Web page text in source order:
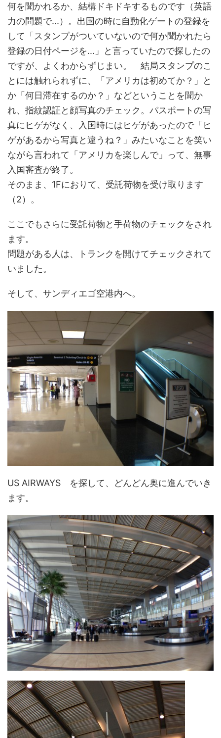
何を聞かれるか、結構ドキドキするものです（英語
力の問題で...）。出国の時に自動化ゲートの登録を
して「スタンプがついていないので何か聞かれたら
登録の日付ページを...」と言っていたので探したの
ですが、よくわからずじまい。 結局スタンプのこ
とには触れられずに、「アメリカは初めてか？」と
か「何日滞在するのか？」などということを聞か
れ、指紋認証と顔写真のチェック。パスポートの写
真にヒゲがなく、入国時にはヒゲがあったので「ヒ
ゲがあるから写真と違うね？」みたいなことを笑い
ながら言われて「アメリカを楽しんで」って、無事
入国審査が終了。
そのまま、1Fにおりて、受託荷物を受け取ります
（2）。
ここでもさらに受託荷物と手荷物のチェックをされ
ます。
問題がある人は、トランクを開けてチェックされて
いました。
そして、サンディエゴ空港内へ。
US AIRWAYS を探して、どんどん奥に進んでいき
ます。